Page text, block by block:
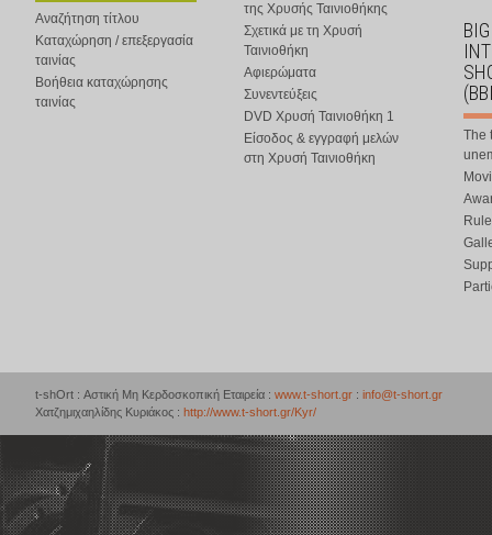
Αναζήτηση τίτλου
Καταχώρηση / επεξεργασία
ταινίας
Βοήθεια καταχώρησης
ταινίας
της Χρυσής Ταινιοθήκης
Σχετικά με τη Χρυσή
Ταινιοθήκη
Αφιερώματα
Συνεντεύξεις
DVD Χρυσή Ταινιοθήκη 1
Είσοδος & εγγραφή μελών
στη Χρυσή Ταινιοθήκη
The
t-shOrt : Αστική Μη Κερδοσκοπική Εταιρεία : www.t-short.gr : info@t-short.gr
Χατζημιχαηλίδης Κυριάκος : http://www.t-short.gr/Kyr/